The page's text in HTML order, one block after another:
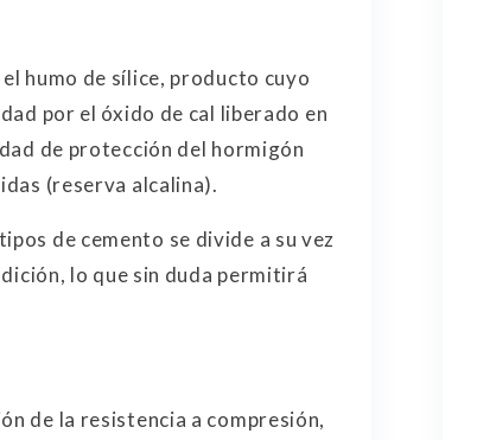
humo de sílice, producto cuyo
por el óxido de cal liberado en
de protección del hormigón
(reserva alcalina).
de cemento se divide a su vez
lo que sin duda permitirá
de la resistencia a compresión,